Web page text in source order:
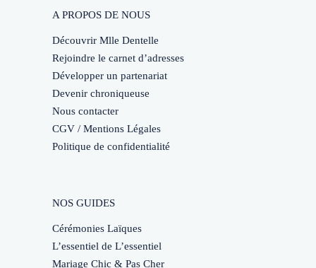
A PROPOS DE NOUS
Découvrir Mlle Dentelle
Rejoindre le carnet d’adresses
Développer un partenariat
Devenir chroniqueuse
Nous contacter
CGV / Mentions Légales
Politique de confidentialité
NOS GUIDES
Cérémonies Laïques
L’essentiel de L’essentiel
Mariage Chic & Pas Cher